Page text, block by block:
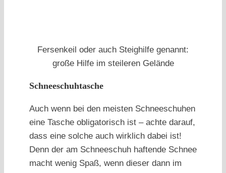
Fersenkeil oder auch Steighilfe genannt:
große Hilfe im steileren Gelände
Schneeschuhtasche
Auch wenn bei den meisten Schneeschuhen
eine Tasche obligatorisch ist – achte darauf,
dass eine solche auch wirklich dabei ist!
Denn der am Schneeschuh haftende Schnee
macht wenig Spaß, wenn dieser dann im